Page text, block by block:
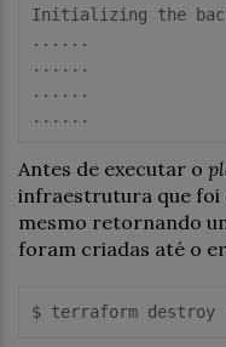
Initializing the
......
......
......
Antes de executar o
infraestrutura que
mesmo retornando
foram criadas até o